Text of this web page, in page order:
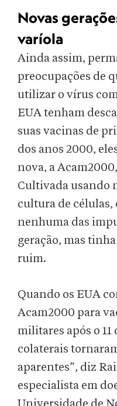
Novas
varíola
Ainda assim,
preocupações de
utilizar o vírus
EUA tenham
suas vacinas de
dos anos 2000,
nova, a
Cultivada usando
cultura de células,
nenhuma das
geração, mas
ruim.
Quando os EUA
Acam2000 para
militares após o 11
colaterais
aparentes”, diz
especialista em